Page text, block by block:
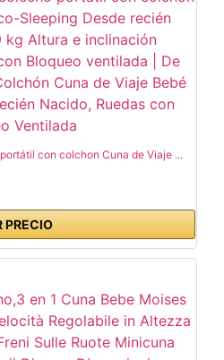
con colchon Cuna de Viaje ...
PRECIO